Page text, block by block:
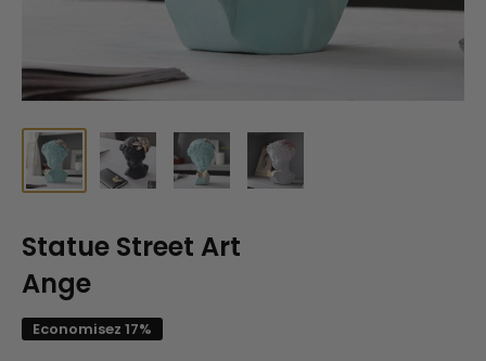
Statue Street Art
Ange
Economisez 17%